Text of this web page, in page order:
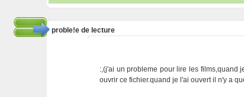
proble!e de lecture
:,(j'ai un probleme pour lire les films,quand
ouvrir ce fichier.quand je l'ai ouvert il n'y a